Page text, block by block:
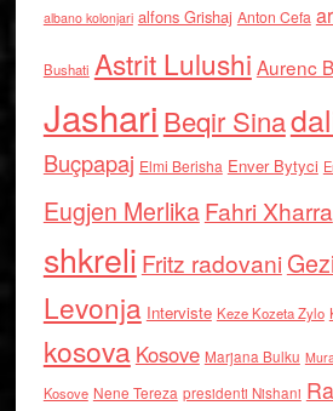
albano kolonjari alfons Grishaj Anton Cefa
Bushati Astrit Lulushi Aurenc
Jashari Beqir Sina
Buçpapaj Elmi Berisha Enver Bytyci
Eugjen MerlikaFahri Xharra
shkreli Fritz radovani
Levonja Interviste Keze Kozeta Zylo
kosova Kosove Marjana Bulku
Kosove Nene Tereza presidenti Nishani